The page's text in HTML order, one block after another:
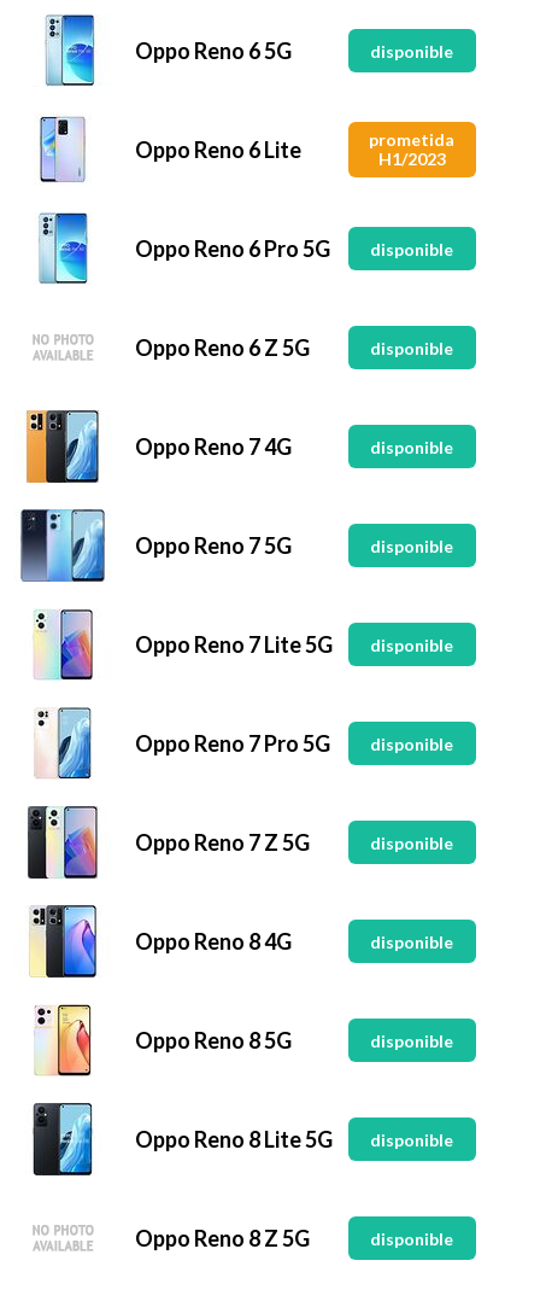
Oppo Reno 6 5G disponible
Oppo Reno 6 Lite
prometida
H1/2023
Oppo Reno 6 Pro 5G disponible
Oppo Reno 6 Z 5G disponible
Oppo Reno 7 4G disponible
Oppo Reno 7 5G disponible
Oppo Reno 7 Lite 5G disponible
Oppo Reno 7 Pro 5G disponible
Oppo Reno 7 Z 5G disponible
Oppo Reno 8 4G disponible
Oppo Reno 8 5G disponible
Oppo Reno 8 Lite 5G disponible
Oppo Reno 8 Z 5G disponible